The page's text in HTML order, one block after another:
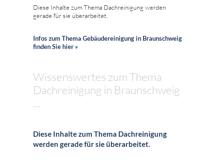
Diese Inhalte zum Thema Dachreinigung werden
gerade für sie überarbeitet.
Infos zum Thema Gebäudereinigung in Braunschweig
finden Sie hier »
Wissenswertes zum Thema
Dachreinigung in Braunschweig
...
Diese Inhalte zum Thema Dachreinigung
werden gerade für sie überarbeitet.